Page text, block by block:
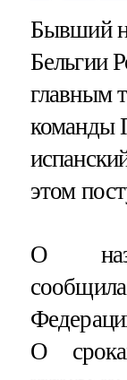
Бывший
Бельгии
главным
команды
этом
О
О